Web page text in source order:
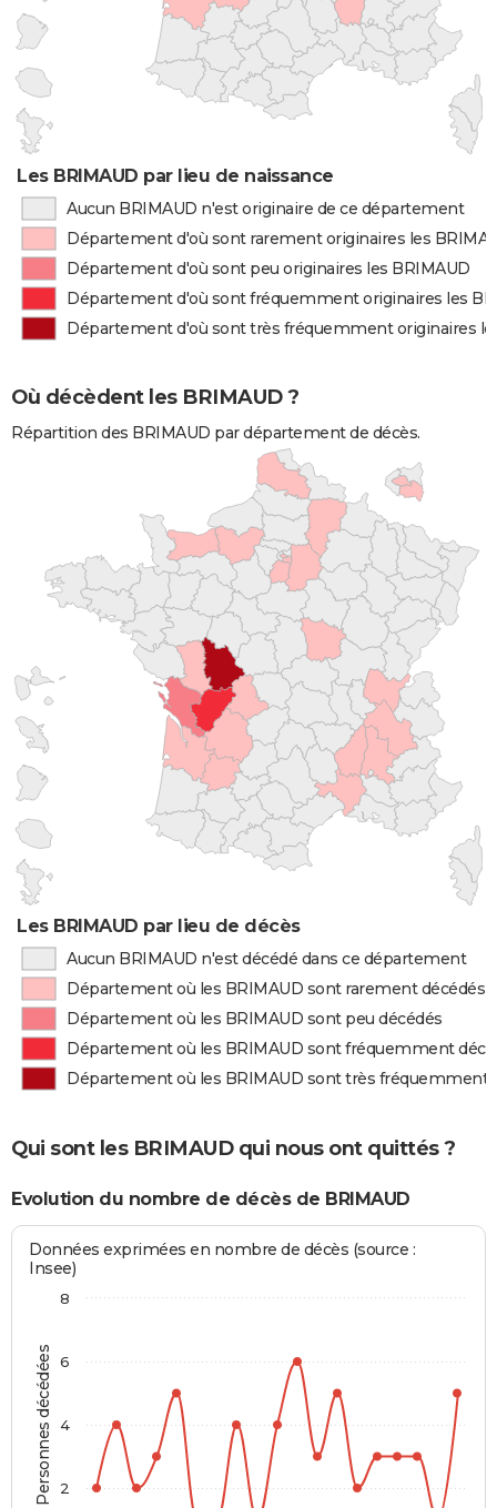
Les BRIMAUD par lieu de naissance
Aucun BRIMAUD n'est originaire de ce département
Département d'où sont rarement originaires les
Département d'où sont peu originaires les BRIMAUD
Département d'où sont fréquemment originaires les
Département d'où sont très fréquemment originaires
Où décèdent les BRIMAUD ?
Répartition des BRIMAUD par département de décès.
Les BRIMAUD par lieu de décès
Aucun BRIMAUD n'est décédé dans ce département
Département où les BRIMAUD sont rarement décédés
Département où les BRIMAUD sont peu décédés
Département où les BRIMAUD sont fréquemment
Département où les BRIMAUD sont très fréquemment
Qui sont les BRIMAUD qui nous ont quittés ?
Evolution du nombre de décès de BRIMAUD
Personnes décédées
Données exprimées en nombre de décès (source :
Insee)
2
4
6
8